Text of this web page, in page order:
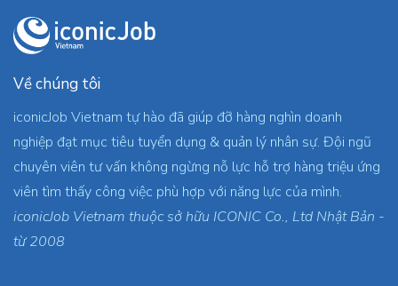
Về chúng tôi
iconicJob Vietnam tự hào đã giúp đỡ hàng nghìn doanh
nghiệp đạt mục tiêu tuyển dụng & quản lý nhân sự. Đội ngũ
chuyên viên tư vấn không ngừng nỗ lực hỗ trợ hàng triệu ứng
viên tìm thấy công việc phù hợp với năng lực của mình.
iconicJob Vietnam thuộc sở hữu ICONIC Co., Ltd Nhật Bản -
từ 2008